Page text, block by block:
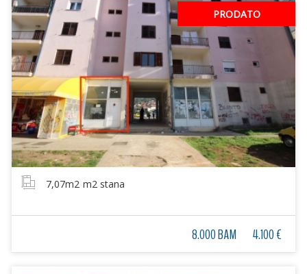
PRODATO
7,07m2 m2 stana
8.000 BAM 4.100 €